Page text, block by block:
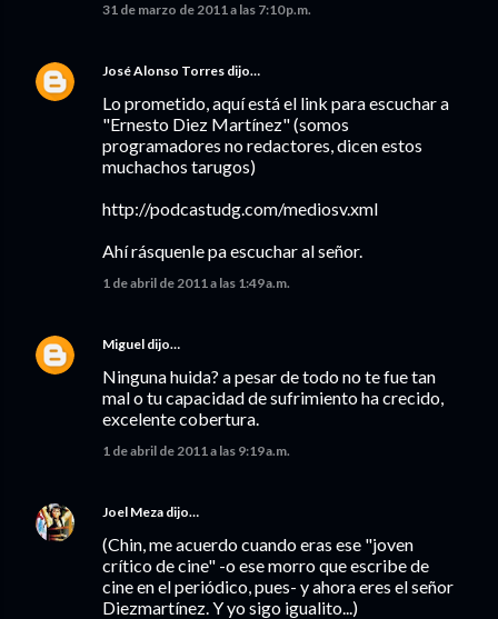
31 de marzo de 2011 a las 7:10 p.m.
José Alonso Torres dijo…
Lo prometido, aquí está el link para escuchar a
"Ernesto Diez Martínez" (somos
programadores no redactores, dicen estos
muchachos tarugos)
http://podcastudg.com/mediosv.xml
Ahí rásquenle pa escuchar al señor.
1 de abril de 2011 a las 1:49 a.m.
Miguel dijo…
Ninguna huida? a pesar de todo no te fue tan
mal o tu capacidad de sufrimiento ha crecido,
excelente cobertura.
1 de abril de 2011 a las 9:19 a.m.
Joel Meza dijo…
(Chin, me acuerdo cuando eras ese "joven
crítico de cine" -o ese morro que escribe de
cine en el periódico, pues- y ahora eres el señor
Diezmartínez. Y yo sigo igualito...)